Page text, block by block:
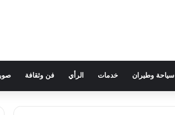
سياحة وطيران خدمات الرأي فن وثقافة